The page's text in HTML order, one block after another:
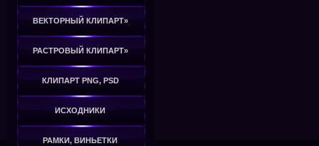
ВЕКТОРНЫЙ КЛИПАРТ»
РАСТРОВЫЙ КЛИПАРТ»
КЛИПАРТ PNG, PSD
ИСХОДНИКИ
РАМКИ, ВИНЬЕТКИ